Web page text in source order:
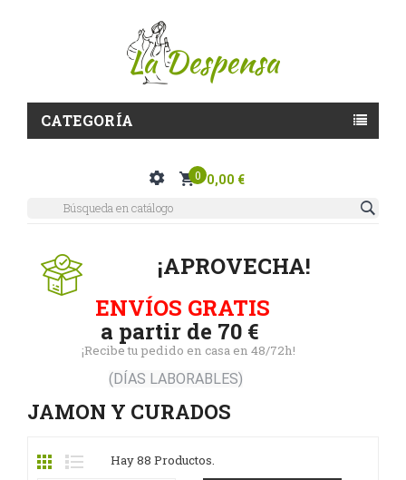
CATEGORÍA
0 0,00 €
¡APROVECHA!
ENVÍOS GRATIS
a partir de 70 €
¡Recibe tu pedido en casa en 48/72h!
(DÍAS LABORABLES)
JAMON Y CURADOS
Hay 88 Productos.